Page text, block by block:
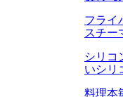
フライ
スチー
シリコ
いシリ
料理本